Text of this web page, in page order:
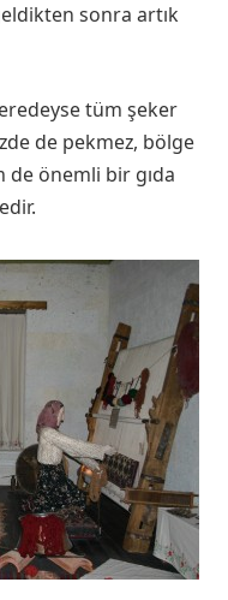
sonra artık
tüm şeker
de pekmez, bölge
de önemli bir gıda